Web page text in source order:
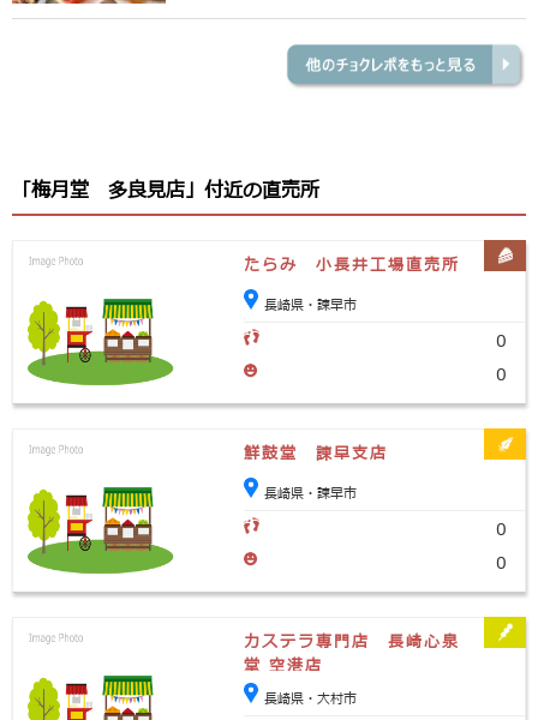
「梅月堂 多良見店」付近の直売所
たらみ 小長井工場直売所
長崎県・諫早市
0
0
鮮鼓堂 諫早支店
長崎県・諫早市
0
0
カステラ専門店 長崎心泉
堂 空港店
長崎県・大村市